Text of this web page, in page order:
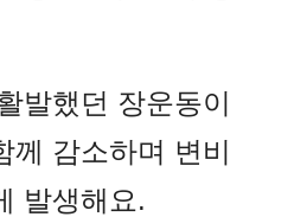
발했던 장운동이
께 감소하며 변비
발생해요.